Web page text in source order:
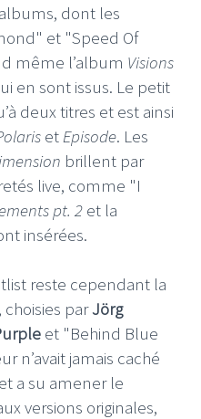
dont les
et "Speed Of
même l’album Visions
en sont issus. Le petit
deux titres et est ainsi
etEpisode. Les
brillent par
live, comme "I
pt. 2 et la
insérées.
reste cependant la
parJörg
et "Behind Blue
n’avait jamais caché
a su amener le
versions originales,